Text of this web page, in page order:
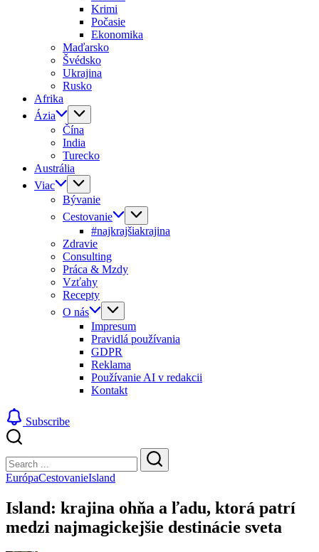
Krimi
Počasie
Ekonomika
Maďarsko
Švédsko
Ukrajina
Rusko
Afrika
Ázia
Čína
India
Turecko
Austrália
Viac
Bývanie
Cestovanie
#najkrajšiakrajina
Zdravie
Consulting
Práca & Mzdy
Vzťahy
Recepty
O nás
Impresum
Pravidlá používania
GDPR
Reklama
Používanie AI v redakcii
Kontakt
Subscribe
Search
Search
EurópaCestovanieIsland
Island: krajina ohňa a ľadu, ktorá patrí
medzi najmagickejšie destinácie sveta